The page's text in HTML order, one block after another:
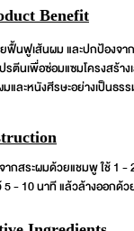
Benefit
ฟื้นฟูเส้นผม และปกป้องจ
ปรตีนเพื่อซ่อมแซมโครงสร้า
มและหนังศีรษะอย่างเป็นธร
ากสระผมด้วยแชมพู ใช้ 1
5 - 10 นาที แล้วล้างออกด้ว